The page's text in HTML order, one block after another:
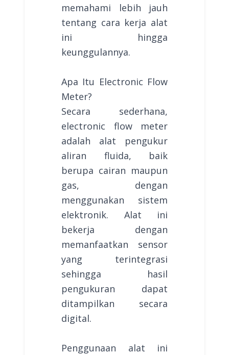
memahami lebih jauh
tentang cara kerja alat
ini hingga
keunggulannya.
Apa Itu Electronic Flow
Meter?
Secara sederhana,
electronic flow meter
adalah alat pengukur
aliran fluida, baik
berupa cairan maupun
gas, dengan
menggunakan sistem
elektronik. Alat ini
bekerja dengan
memanfaatkan sensor
yang terintegrasi
sehingga hasil
pengukuran dapat
ditampilkan secara
digital.
Penggunaan alat ini